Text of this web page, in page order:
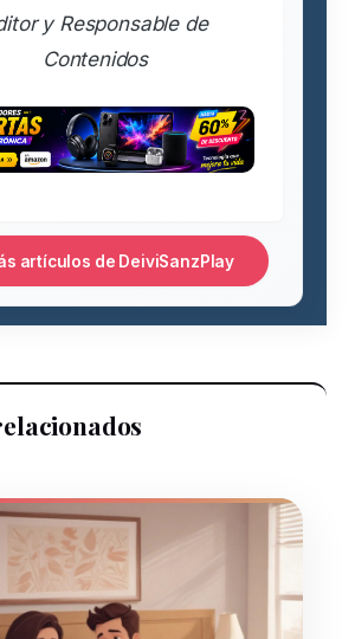
y Responsable de
Contenidos
artículos de DeiviSanzPlay